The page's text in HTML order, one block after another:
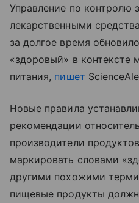
Управление по контролю
лекарственными
за долгое время
«здоровый» в контексте
питания, пишет
Новые правила
рекомендации
производители
маркировать словами
другими похожими
пищевые продукты